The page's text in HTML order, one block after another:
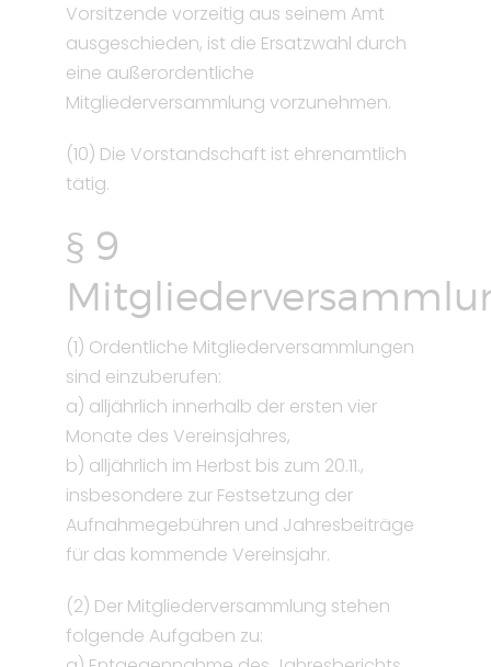
Vorsitzende vorzeitig aus seinem Amt
ausgeschieden, ist die Ersatzwahl durch
eine außerordentliche
Mitgliederversammlung vorzunehmen.
(10) Die Vorstandschaft ist ehrenamtlich
tätig.
§ 9
(1) Ordentliche Mitgliederversammlungen
sind einzuberufen:
a) alljährlich innerhalb der ersten vier
Monate des Vereinsjahres,
b) alljährlich im Herbst bis zum 20.11.,
insbesondere zur Festsetzung der
Aufnahmegebühren und Jahresbeiträge
für das kommende Vereinsjahr.
(2) Der Mitgliederversammlung stehen
folgende Aufgaben zu: